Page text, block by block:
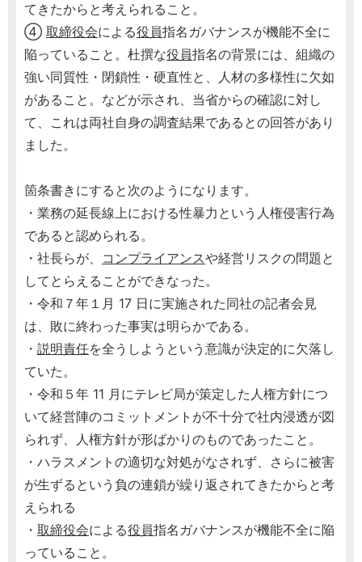
てきたからと考えられること。
④ 取締役会による役員指名ガバナンスが機能不全に
陥っていること。杜撰な役員指名の背景には、組織の
強い同質性・閉鎖性・硬直性と、人材の多様性に欠如
があること。などが示され、当省からの確認に対し
て、これは両社自身の調査結果であるとの回答があり
ました。
箇条書きにすると次のようになります。
・業務の延長線上における性暴力という人権侵害行為
であると認められる。
・社長らが、 コンプライアンスや経営リスクの問題と
してとらえることができなった。
・令和７年１月 17 日に実施された同社の記者会見
は、敗に終わった事実は明らかである。
・ 説明責任を全うしようという意識が決定的に欠落し
ていた。
・令和５年 11 月にテレビ局が策定した人権方針につ
いて経営陣のコミットメントが不十分で社内浸透が図
られず、人権方針が形ばかりのものであったこと。
・ハラスメントの適切な対処がなされず、さらに被害
が生ずるという負の連鎖が繰り返されてきたからと考
えられる
・ 取締役会による役員指名ガバナンスが機能不全に陥
っていること。